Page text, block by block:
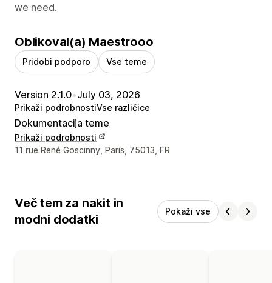
we need.
Oblikoval(a) Maestrooo
Pridobi podporo Vse teme
Version 2.1.0•July 03, 2026
Prikaži podrobnostiVse različice
Dokumentacija teme
Prikaži podrobnosti
Podatki za stik z oblikovalcem
11 rue René Goscinny, Paris, 75013, FR
Več tem za nakit in
modni dodatki
Pokaži vse